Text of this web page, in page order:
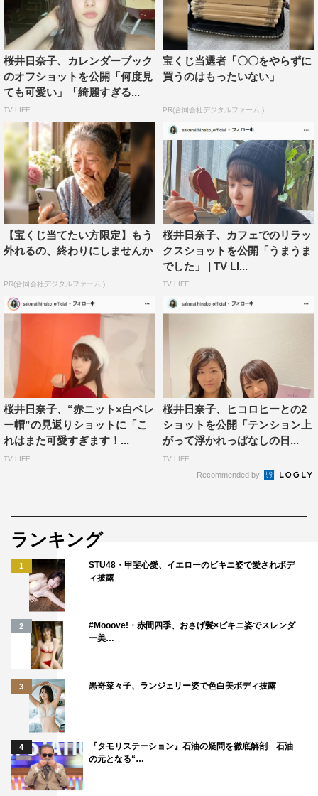
桜井日奈子、カレンダーブック
のオフショットを公開「何度見
ても可愛い」「綺麗すぎる...
TV LIFE
宝くじ当選者「〇〇をやらずに
買うのはもったいない」
PR(合同会社デジタルファーム )
【宝くじ当てたい方限定】もう
外れるの、終わりにしませんか
PR(合同会社デジタルファーム )
桜井日奈子、カフェでのリラッ
クスショットを公開「うまうま
でした」 | TV LI...
TV LIFE
桜井日奈子、“赤ニット×白ベレ
ー帽”の見返りショットに「こ
れはまた可愛すぎます！...
TV LIFE
桜井日奈子、ヒコロヒーとの2
ショットを公開「テンション上
がって浮かれっぱなしの日...
TV LIFE
Recommended by
ランキング
1
STU48・甲斐心愛、イエローのビキニ姿で愛されボデ
ィ披露
2
#Mooove!・赤間四季、おさげ髪×ビキニ姿でスレンダ
ー美…
3 黒嵜菜々子、ランジェリー姿で色白美ボディ披露
4
『タモリステーション』石油の疑問を徹底解剖 石油
の元となる“…